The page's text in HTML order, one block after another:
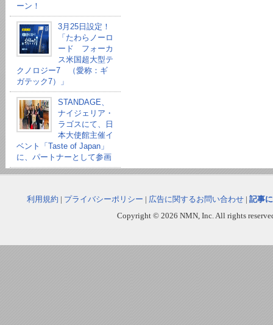
ーン！
3月25日設定！
「たわらノーロ
ード フォーカ
ス米国超大型テ
クノロジー7 （愛称：ギ
ガテック7）」
STANDAGE、
ナイジェリア・
ラゴスにて、日
本大使館主催イ
ベント「Taste of Japan」
に、パートナーとして参画
利用規約 | プライバシーポリシー | 広告に関するお問い合わせ | 記事
Copyright © 2026 NMN, Inc. All rights